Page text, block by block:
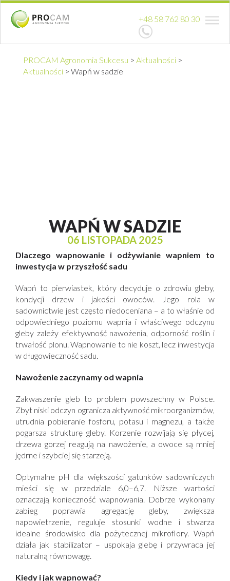
+48 58 762 80 30
PROCAM Agronomia Sukcesu > Aktualności >
Aktualności > Wapń w sadzie
WAPŃ W SADZIE
06 LISTOPADA 2025
Dlaczego wapnowanie i odżywianie wapniem to
inwestycja w przyszłość sadu
Wapń to pierwiastek, który decyduje o zdrowiu gleby,
kondycji drzew i jakości owoców. Jego rola w
sadownictwie jest często niedoceniana – a to właśnie od
odpowiedniego poziomu wapnia i właściwego odczynu
gleby zależy efektywność nawożenia, odporność roślin i
trwałość plonu. Wapnowanie to nie koszt, lecz inwestycja
w długowieczność sadu.
Nawożenie zaczynamy od wapnia
Zakwaszenie gleb to problem powszechny w Polsce.
Zbyt niski odczyn ogranicza aktywność mikroorganizmów,
utrudnia pobieranie fosforu, potasu i magnezu, a także
pogarsza strukturę gleby. Korzenie rozwijają się płycej,
drzewa gorzej reagują na nawożenie, a owoce są mniej
jędrne i szybciej się starzeją.
Optymalne pH dla większości gatunków sadowniczych
mieści się w przedziale 6,0–6,7. Niższe wartości
oznaczają konieczność wapnowania. Dobrze wykonany
zabieg poprawia agregację gleby, zwiększa
napowietrzenie, reguluje stosunki wodne i stwarza
idealne środowisko dla pożytecznej mikroflory. Wapń
działa jak stabilizator – uspokaja glebę i przywraca jej
naturalną równowagę.
Kiedy i jak wapnować?